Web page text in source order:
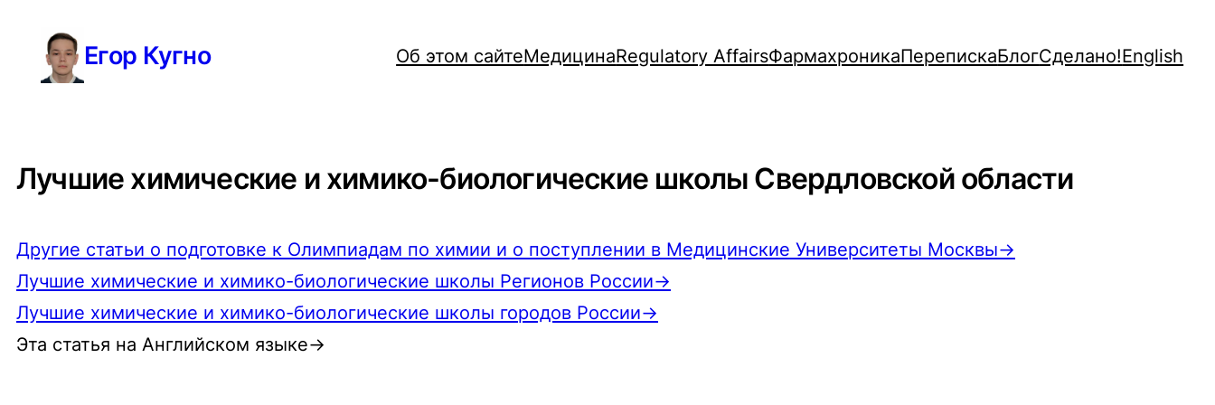
содержимому
Егор Кугно Об этом сайтеМедицинаRegulatory AffairsФармахроникаПерепискаБлогСделано!English
Лучшие химические и химико-биологические школы Свердловской области
Другие статьи о подготовке к Олимпиадам по химии и о поступлении в Медицинские Университеты Москвы→
Лучшие химические и химико-биологические школы Регионов России→
Лучшие химические и химико-биологические школы городов России→
Эта статья на Английском языке→